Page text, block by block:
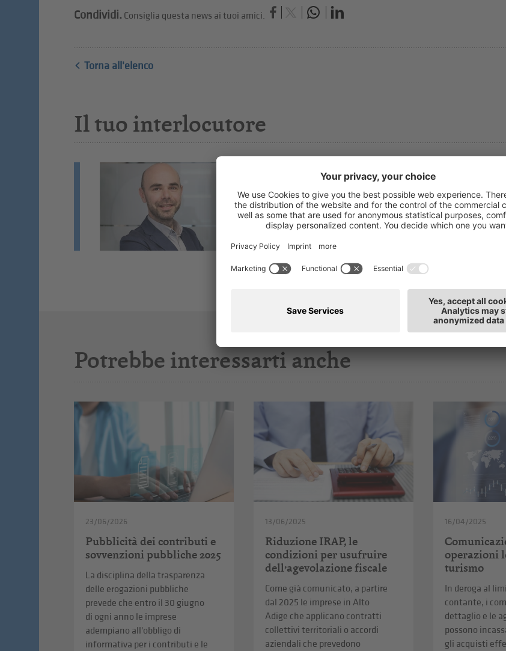
Condividi. Consiglia questa news ai tuoi amici.
Torna all'elenco
Il tuo interlocutore
Andrea Pircher
Contabilità e consulenza fiscale
Dottore commercialista e revisore legale, Ufficio
centrale
Sede: Bolzano
Potrebbe interessarti anche
23/06/2026
Pubblicità dei contributi e
sovvenzioni pubbliche 2025
La disciplina della trasparenza
delle erogazioni pubbliche
prevede che entro il 30 giugno
di ogni anno le imprese
adempiano all'obbligo di
informativa per i contributi e le
13/06/2025
Riduzione IRAP, le
condizioni per usufruire
dell’agevolazione fiscale
Come già comunicato, a partire
dal 2025 le imprese in Alto
Adige che applicano contratti
collettivi territoriali o accordi
aziendali che prevedono
16/04/2025
operazioni
turismo
In deroga al
contante, i
dettaglio e le
possono
gli acquisti